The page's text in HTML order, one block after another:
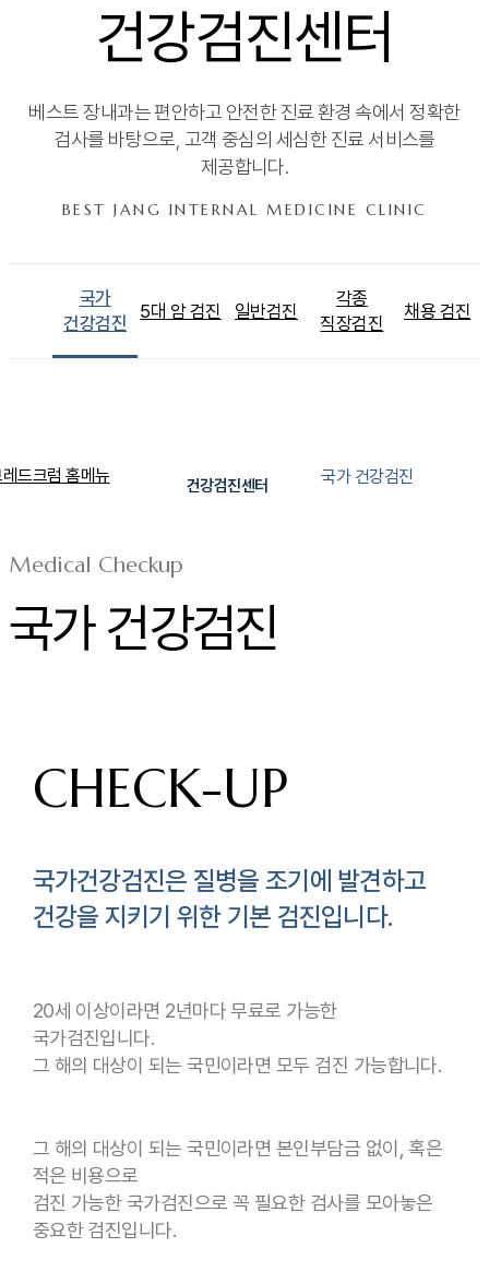
건강검진센터
베스트 장내과는 편안하고 안전한 진료 환경 속에서 정확한
검사를 바탕으로, 고객 중심의 세심한 진료 서비스를
제공합니다.
BEST JANG INTERNAL MEDICINE CLINIC
국가
건강검진
5대 암 검진 일반검진
각종
직장검진
채용 검진
건강검진센터 국가 건강검진
Medical Checkup
국가 건강검진
CHECK-UP
국가건강검진은 질병을 조기에 발견하고
건강을 지키기 위한 기본 검진입니다.
20세 이상이라면 2년마다 무료로 가능한
국가검진입니다.
그 해의 대상이 되는 국민이라면 모두 검진 가능합니다.
그 해의 대상이 되는 국민이라면 본인부담금 없이, 혹은
적은 비용으로
검진 가능한 국가검진으로 꼭 필요한 검사를 모아놓은
중요한 검진입니다.